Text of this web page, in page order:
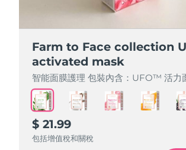
Farm to Face collection
activated mask
智能面膜護理 包裝內含：UFO™ 活力
$ 21.99
包括增值稅和關稅
Farm to Face collection
activated mask
智能面膜護理 包裝內含：UFO™ 活力
$ 21.99
包括增值稅和關稅
Farm to Face collection
activated mask
智能面膜護理 包裝內含：UFO™ 活力
$ 21.99
包括增值稅和關稅
Farm to Face collection
activated mask
智能面膜護理 包裝內含：UFO™ 活力
$ 21.99
包括增值稅和關稅
Farm to Face collection
activated mask
智能面膜護理 包裝內含：UFO™ 活力
$ 21.99
包括增值稅和關稅